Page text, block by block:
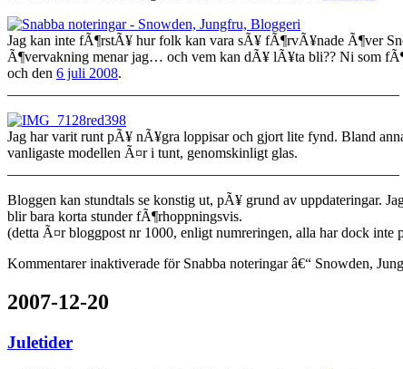
Jag kan inte fÃ¶rstÃ¥ hur folk kan vara sÃ¥ fÃ¶rvÃ¥nade Ã¶ver
Ã¶vervakning menar jag… och vem kan dÃ¥ lÃ¥ta bli?? Ni som
och den 6 juli 2008.
Jag har varit runt pÃ¥ nÃ¥gra loppisar och gjort lite fynd. Bland
vanligaste modellen Ã¤r i tunt, genomskinligt glas.
Bloggen kan stundtals se konstig ut, pÃ¥ grund av uppdateringar.
blir bara korta stunder fÃ¶rhoppningsvis.
(detta Ã¤r bloggpost nr 1000, enligt numreringen, alla har dock
Kommentarer inaktiverade för Snabba noteringar â€“ Snowden,
2007-12-20
Juletider